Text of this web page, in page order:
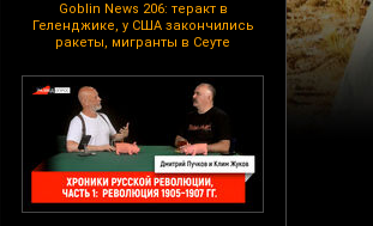
Goblin News 206: теракт в
Геленджике, у США закончились
ракеты, мигранты в Сеуте